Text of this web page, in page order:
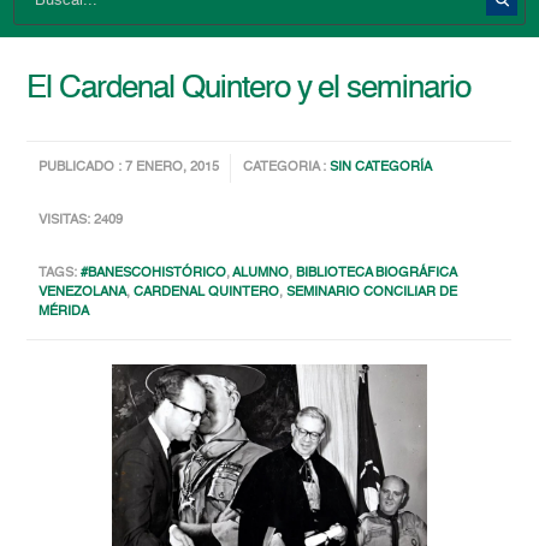
El Cardenal Quintero y el seminario
PUBLICADO : 7 ENERO, 2015 CATEGORIA :SIN CATEGORÍA
VISITAS: 2409
TAGS:#BANESCOHISTÓRICO,ALUMNO,BIBLIOTECA BIOGRÁFICA
VENEZOLANA,CARDENAL QUINTERO,SEMINARIO CONCILIAR DE
MÉRIDA